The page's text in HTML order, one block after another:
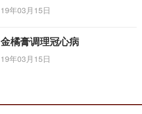
19年03月15日
金橘膏调理冠心病
19年03月15日